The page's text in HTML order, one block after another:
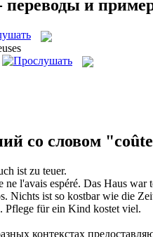
переводы и
со словом
ist zu teuer.
ne l'avais espéré. Das Haus war
Nichts ist so kostbar wie die
. Pflege für ein Kind kostet viel.
контекстах